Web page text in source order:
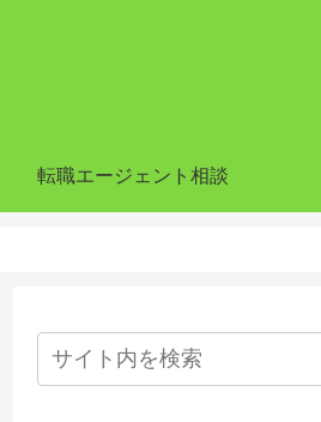
転職エージェント相談